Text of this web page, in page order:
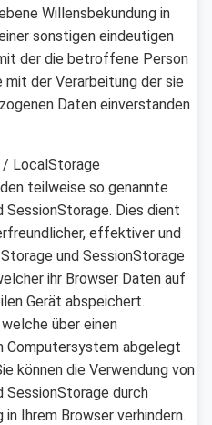
Willensbekundung in
sonstigen eindeutigen
der die betroffene Person
der Verarbeitung der sie
Daten einverstanden
LocalStorage
teilweise so genannte
SessionStorage. Dies dient
effektiver und
und SessionStorage
ihr Browser Daten auf
Gerät abspeichert.
über einen
Computersystem abgelegt
können die Verwendung von
SessionStorage durch
Ihrem Browser verhindern.